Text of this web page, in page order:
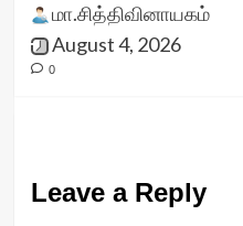
மா.சித்திவினாயகம்
August 4, 2026
0
Leave a Reply